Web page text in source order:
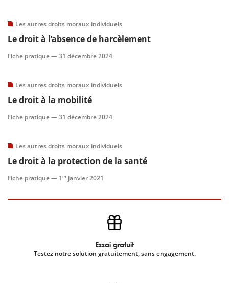
Les autres droits moraux individuels
Le droit à l’absence de harcèlement
Fiche pratique —31 décembre 2024
Les autres droits moraux individuels
Le droit à la mobilité
Fiche pratique —31 décembre 2024
Les autres droits moraux individuels
Le droit à la protection de la santé
Fiche pratique — 1er janvier 2021
Essai gratuit
Testez notre solution gratuitement, sans engagement.